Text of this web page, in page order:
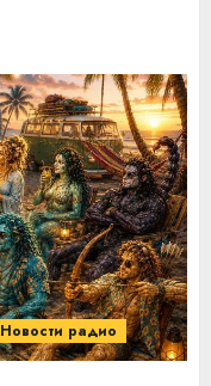
Новости радио